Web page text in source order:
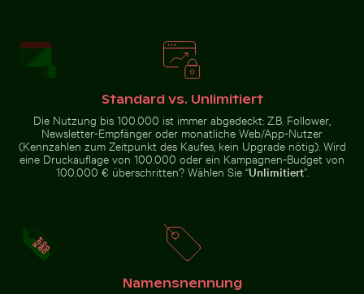
Rügen Sonnenuntergang
über Koh Yao Noi
mit Silhouette
Funkelnde 2026 Feier Wunderkerzen
Funkelnde 2026 Feier
Wunderkerzen
Luftaufnahme des Siva
Luftaufnahme von Mandraki auf der Insel Nisyros
Standard vs. Unlimitiert
Die Nutzung bis 100.000 ist immer abgedeckt: Z.B. Follower,
Newsletter-Empfänger oder monatliche Web/App-Nutzer
(Kennzahlen zum Zeitpunkt des Kaufes, kein Upgrade nötig). Wird
eine Druckauflage von 100.000 oder ein Kampagnen-Budget von
100.000 € überschritten? Wählen Sie “Unlimitiert”.
Namensnennung